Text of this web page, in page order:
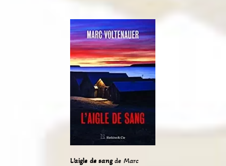
L’aigle de sangde Marc